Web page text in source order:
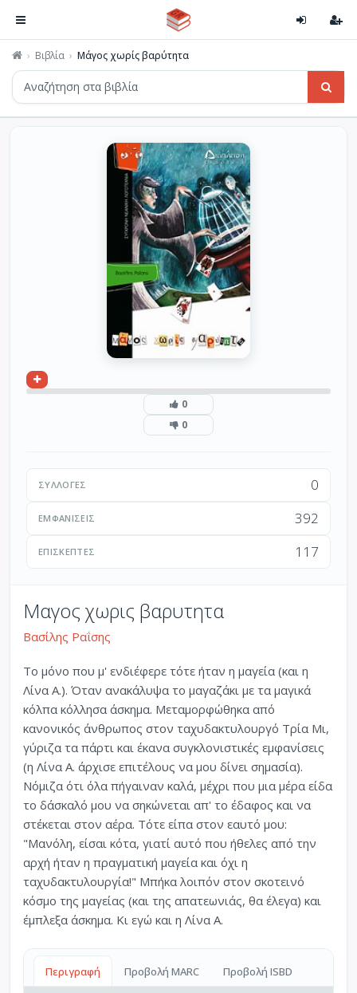
Βιβλία Μάγος χωρίς βαρύτητα
0
0
ΣΥΛΛΟΓΈΣ 0
ΕΜΦΑΝΊΣΕΙΣ 392
ΕΠΙΣΚΈΠΤΕΣ 117
Μαγος χωρις βαρυτητα
Βασίλης Ραΐσης
Το μόνο που μ' ενδιέφερε τότε ήταν η μαγεία (και η
Λίνα Α.). Όταν ανακάλυψα το μαγαζάκι με τα μαγικά
κόλπα κόλλησα άσκημα. Μεταμορφώθηκα από
κανονικός άνθρωπος στον ταχυδακτυλουργό Τρία Μι,
γύριζα τα πάρτι και έκανα συγκλονιστικές εμφανίσεις
(η Λίνα Α. άρχισε επιτέλους να μου δίνει σημασία).
Νόμιζα ότι όλα πήγαιναν καλά, μέχρι που μια μέρα είδα
το δάσκαλό μου να σηκώνεται απ' το έδαφος και να
στέκεται στον αέρα. Τότε είπα στον εαυτό μου:
"Μανόλη, είσαι κότα, γιατί αυτό που ήθελες από την
αρχή ήταν η πραγματική μαγεία και όχι η
ταχυδακτυλουργία!" Μπήκα λοιπόν στον σκοτεινό
κόσμο της μαγείας (και της απατεωνιάς, θα έλεγα) και
έμπλεξα άσκημα. Κι εγώ και η Λίνα Α.
Περιγραφή Προβολή MARC Προβολή ISBD